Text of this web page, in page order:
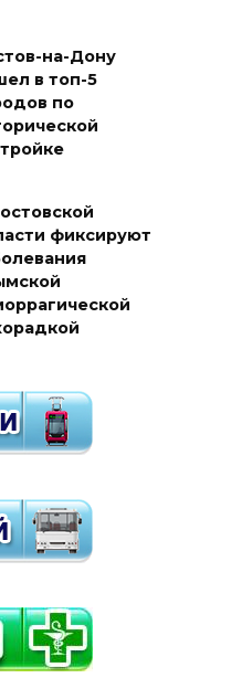
на-Дону
в топ-5
по
фиксируют